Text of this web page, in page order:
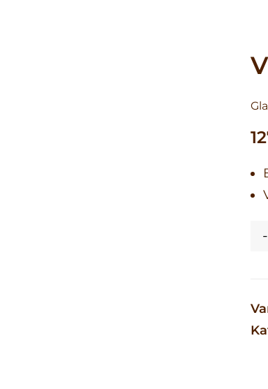
-